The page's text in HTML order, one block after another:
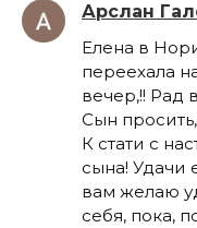
Арслан
Елена в
переехала
вечер,!! Рад
Сын
К стати с
сына! Удачи
вам желаю
себя, пока,